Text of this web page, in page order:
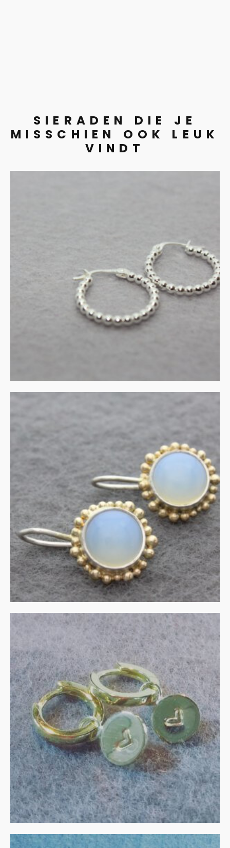
SIERADEN DIE JE
MISSCHIEN OOK LEUK
VINDT
Pareldraad creolen
€65.00
IN WINKELMAND
Opaliet in goud en zilver
€350.00
Vergulde creolen met 14 ct
gouden bedels
€135.00
IN WINKELMAND